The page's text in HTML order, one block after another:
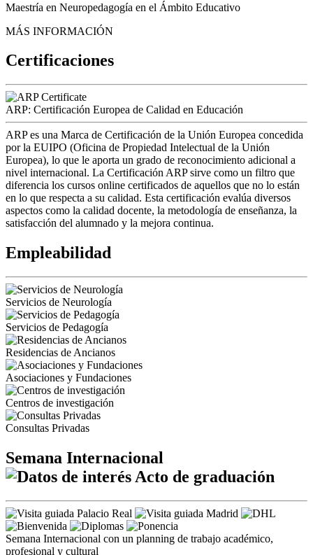
Maestría en Neuropedagogía en el Ámbito Educativo
MÁS INFORMACIÓN
Certificaciones
ARP: Certificación Europea de Calidad en Educación
ARP es una Marca de Certificación de la Unión Europea concedida
por la EUIPO (Oficina de Propiedad Intelectual de la Unión
Europea), lo que le aporta un grado de reconocimiento adicional a
nivel internacional. La Certificación ARP sirve como un filtro que
diferencia los cursos online certificados de aquellos que no lo están
en lo que respecta a su calidad. Esta certificación evalúa diversos
aspectos como la calidad docente, la metodología de enseñanza, la
satisfacción del alumnado y la mejora continua.
Empleabilidad
Servicios de Neurología
Servicios de Pedagogía
Residencias de Ancianos
Asociaciones y Fundaciones
Centros de investigación
Consultas Privadas
Semana Internacional
Acto de graduación
Semana Internacional con un planning de trabajo académico,
profesional y cultural